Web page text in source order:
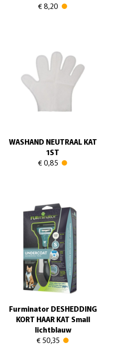
€ 8,20
WASHAND NEUTRAAL KAT
1ST
€ 0,85
Furminator DESHEDDING
KORT HAAR KAT Small
lichtblauw
€ 50,35